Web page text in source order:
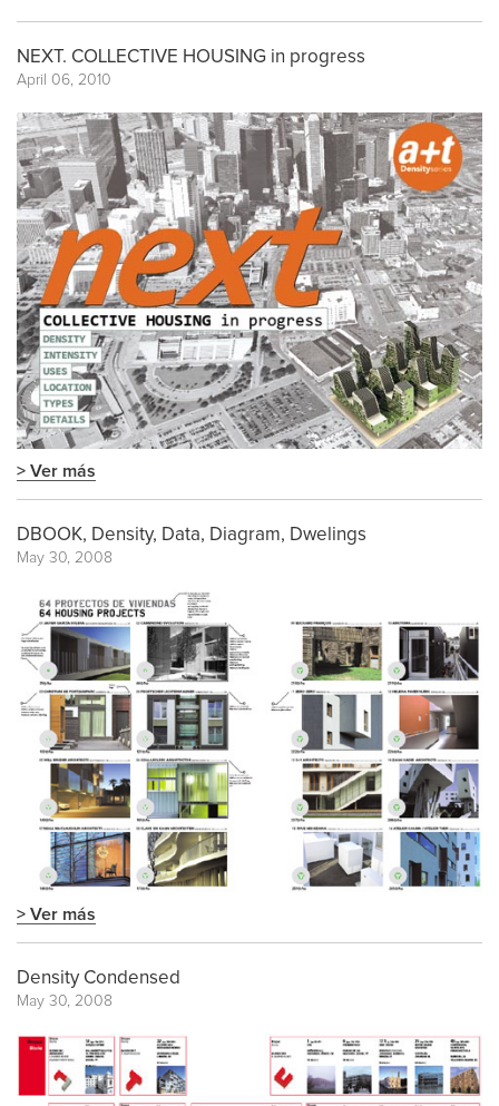
NEXT. COLLECTIVE HOUSING in progress
April 06, 2010
> Ver más
DBOOK, Density, Data, Diagram, Dwelings
May 30, 2008
> Ver más
Density Condensed
May 30, 2008